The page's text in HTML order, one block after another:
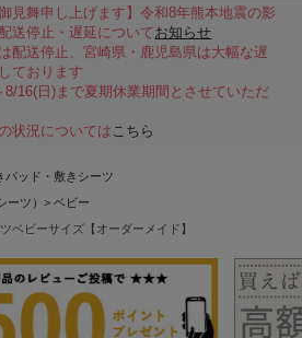
御見舞申し上げます】令和8年熊本地震の影
送停止・遅延についてお知らせ
配送停止、宮崎県・鹿児島県は大幅な遅
ております
8/16(日)まで夏期休業期間とさせていただ
状況についてはこちら
パッド・敷きシーツ
ーツ）
ベビー
ベビーサイズ【オーダーメイド】